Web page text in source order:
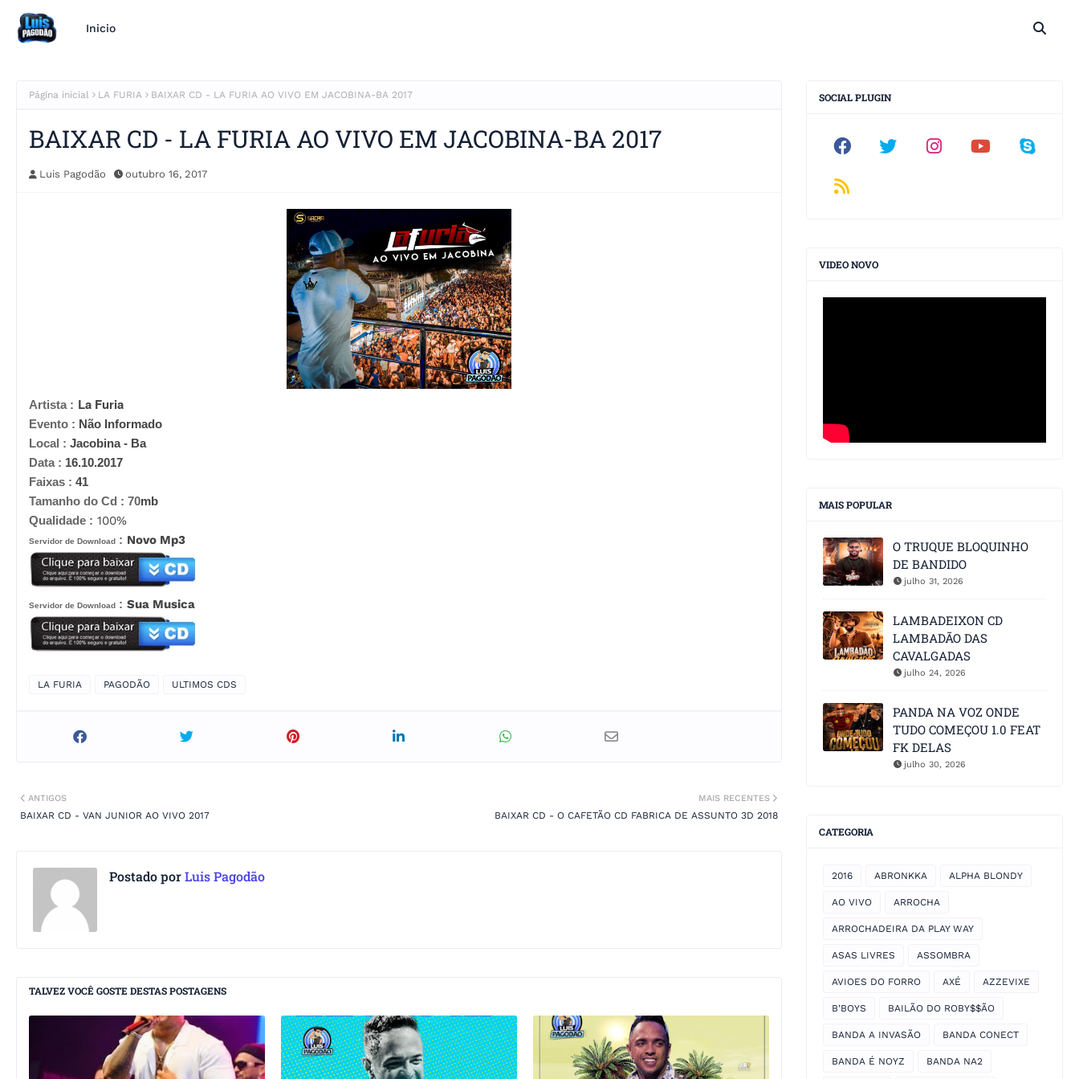
Inicio
Página inicial LA FURIA BAIXAR CD - LA FURIA AO VIVO EM JACOBINA-BA 2017
BAIXAR CD - LA FURIA AO VIVO EM JACOBINA-BA 2017
Luis Pagodão outubro 16, 2017
Artista : La Furia
Evento : Não Informado
Local : Jacobina - Ba
Data : 16.10.2017
Faixas : 41
Tamanho do Cd : 70mb
Qualidade : 100%
Servidor de Download : Novo Mp3
Servidor de Download : Sua Musica
LA FURIA PAGODÃO ULTIMOS CDS
MAIS RECENTES
BAIXAR CD - O CAFETÃO CD FABRICA DE ASSUNTO 3D 2018
ANTIGOS
BAIXAR CD - VAN JUNIOR AO VIVO 2017
Postado porLuis Pagodão
TALVEZ VOCÊ GOSTE DESTAS POSTAGENS
SOCIAL PLUGIN
VIDEO NOVO
MAIS POPULAR
O TRUQUE BLOQUINHO
DE BANDIDO
julho 31, 2026
LAMBADEIXON CD
LAMBADÃO DAS
CAVALGADAS
julho 24, 2026
PANDA NA VOZ ONDE
TUDO COMEÇOU 1.0 FEAT
FK DELAS
julho 30, 2026
CATEGORIA
2016 ABRONKKA ALPHA BLONDY
AO VIVO ARROCHA
ARROCHADEIRA DA PLAY WAY
ASAS LIVRES ASSOMBRA
AVIOES DO FORRO AXÉ AZZEVIXE
B'BOYS BAILÃO DO ROBY$$ÃO
BANDA A INVASÃO BANDA CONECT
BANDA É NOYZ BANDA NA2